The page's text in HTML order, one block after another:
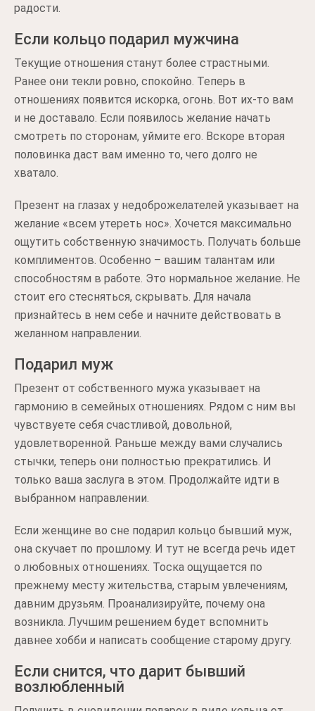
радости.
Если кольцо подарил мужчина
Текущие отношения станут более страстными.
Ранее они текли ровно, спокойно. Теперь в
отношениях появится искорка, огонь. Вот их-то вам
и не доставало. Если появилось желание начать
смотреть по сторонам, уймите его. Вскоре вторая
половинка даст вам именно то, чего долго не
хватало.
Презент на глазах у недоброжелателей указывает на
желание «всем утереть нос». Хочется максимально
ощутить собственную значимость. Получать больше
комплиментов. Особенно – вашим талантам или
способностям в работе. Это нормальное желание. Не
стоит его стесняться, скрывать. Для начала
признайтесь в нем себе и начните действовать в
желанном направлении.
Подарил муж
Презент от собственного мужа указывает на
гармонию в семейных отношениях. Рядом с ним вы
чувствуете себя счастливой, довольной,
удовлетворенной. Раньше между вами случались
стычки, теперь они полностью прекратились. И
только ваша заслуга в этом. Продолжайте идти в
выбранном направлении.
Если женщине во сне подарил кольцо бывший муж,
она скучает по прошлому. И тут не всегда речь идет
о любовных отношениях. Тоска ощущается по
прежнему месту жительства, старым увлечениям,
давним друзьям. Проанализируйте, почему она
возникла. Лучшим решением будет вспомнить
давнее хобби и написать сообщение старому другу.
Если снится, что дарит бывший
возлюбленный